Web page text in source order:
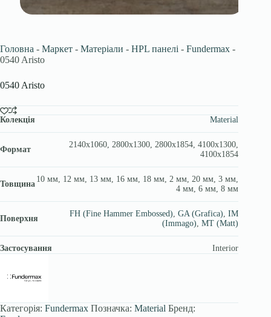
Головна - Маркет - Матеріали - HPL панелі - Fundermax -
0540 Aristo
0540 Aristo
Колекція Material
Формат
2140х1060, 2800х1300, 2800х1854, 4100х1300,
4100х1854
Товщина
10 мм, 12 мм, 13 мм, 16 мм, 18 мм, 2 мм, 20 мм, 3 мм,
4 мм, 6 мм, 8 мм
Поверхня
FH (Fine Hammer Embossed) ,GA (Grafica) ,IM
(Immago) ,MT (Matt)
Застосування Interior
Категорія: Fundermax Позначка: Material Бренд: